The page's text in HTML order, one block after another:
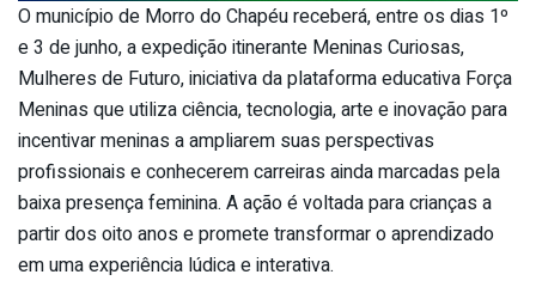
O município de Morro do Chapéu receberá, entre os dias 1º
e 3 de junho, a expedição itinerante Meninas Curiosas,
Mulheres de Futuro, iniciativa da plataforma educativa Força
Meninas que utiliza ciência, tecnologia, arte e inovação para
incentivar meninas a ampliarem suas perspectivas
profissionais e conhecerem carreiras ainda marcadas pela
baixa presença feminina. A ação é voltada para crianças a
partir dos oito anos e promete transformar o aprendizado
em uma experiência lúdica e interativa.